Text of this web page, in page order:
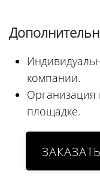
компании.
площадке.